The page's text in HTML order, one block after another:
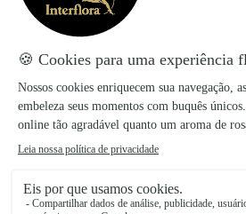
Floristas da rede
principais cidades
Valongo do Vouga